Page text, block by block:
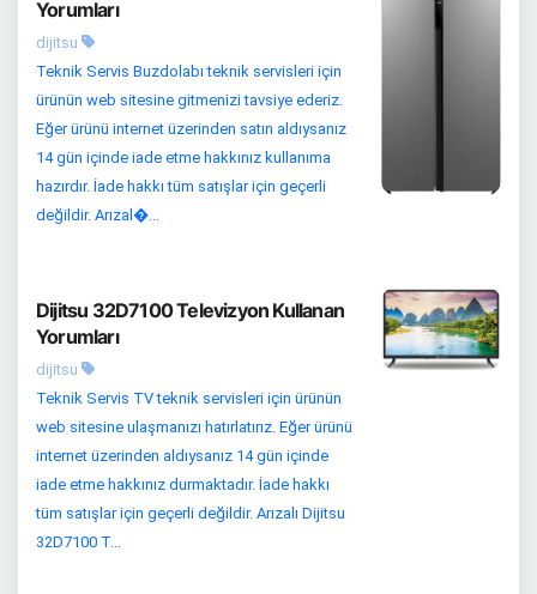
Yorumları
dijitsu
Teknik Servis Buzdolabı teknik servisleri için
ürünün web sitesine gitmenizi tavsiye ederiz.
Eğer ürünü internet üzerinden satın aldıysanız
14 gün içinde iade etme hakkınız kullanıma
hazırdır. İade hakkı tüm satışlar için geçerli
değildir. Arızal�...
Dijitsu 32D7100 Televizyon Kullanan
Yorumları
dijitsu
Teknik Servis TV teknik servisleri için ürünün
web sitesine ulaşmanızı hatırlatırız. Eğer ürünü
internet üzerinden aldıysanız 14 gün içinde
iade etme hakkınız durmaktadır. İade hakkı
tüm satışlar için geçerli değildir. Arızalı Dijitsu
32D7100 T...